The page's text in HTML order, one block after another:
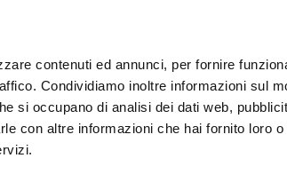
contenuti ed annunci, per fornire
Condividiamo inoltre informazioni sul
si occupano di analisi dei dati web,
con altre informazioni che hai fornito loro o